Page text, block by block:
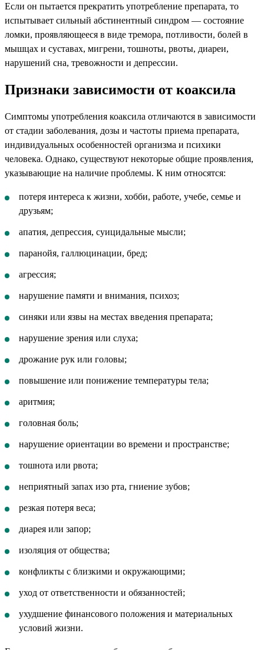
Если он пытается прекратить употребление препарата, то
испытывает сильный абстинентный синдром — состояние
ломки, проявляющееся в виде тремора, потливости, болей в
мышцах и суставах, мигрени, тошноты, рвоты, диареи,
нарушений сна, тревожности и депрессии.
Признаки зависимости от коаксила
Симптомы употребления коаксила отличаются в зависимости
от стадии заболевания, дозы и частоты приема препарата,
индивидуальных особенностей организма и психики
человека. Однако, существуют некоторые общие проявления,
указывающие на наличие проблемы. К ним относятся:
потеря интереса к жизни, хобби, работе, учебе, семье и
друзьям;
апатия, депрессия, суицидальные мысли;
паранойя, галлюцинации, бред;
агрессия;
нарушение памяти и внимания, психоз;
синяки или язвы на местах введения препарата;
нарушение зрения или слуха;
дрожание рук или головы;
повышение или понижение температуры тела;
аритмия;
головная боль;
нарушение ориентации во времени и пространстве;
тошнота или рвота;
неприятный запах изо рта, гниение зубов;
резкая потеря веса;
диарея или запор;
изоляция от общества;
конфликты с близкими и окружающими;
уход от ответственности и обязанностей;
ухудшение финансового положения и материальных
условий жизни.